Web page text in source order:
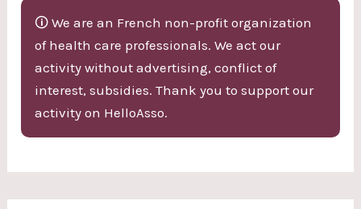
🛈 We are an French non-profit organization
of health care professionals. We act our
activity without advertising, conflict of
interest, subsidies. Thank you to support our
activity on HelloAsso.